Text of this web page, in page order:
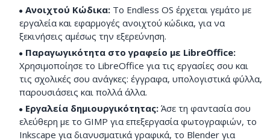
Ανοιχτού Κώδικα: Το Endless OS έρχεται γεμάτο με
εργαλεία και εφαρμογές ανοιχτού κώδικα, για να
ξεκινήσεις αμέσως την εξερεύνηση.
Παραγωγικότητα στο γραφείο με LibreOffice:
Χρησιμοποίησε το LibreOffice για τις εργασίες σου και
τις σχολικές σου ανάγκες: έγγραφα, υπολογιστικά φύλλα,
παρουσιάσεις και πολλά άλλα.
Εργαλεία δημιουργικότητας: Άσε τη φαντασία σου
ελεύθερη με το GIMP για επεξεργασία φωτογραφιών, το
Inkscape για διανυσματικά γραφικά, το Blender για